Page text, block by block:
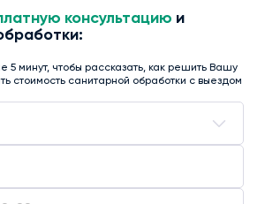
консультацию и
5 минут, чтобы рассказать, как решить Вашу
стоимость санитарной обработки с выездом